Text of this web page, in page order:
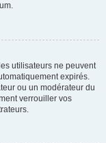
utilisateurs ne peuvent
expirés.
ou un modérateur du
verrouiller vos